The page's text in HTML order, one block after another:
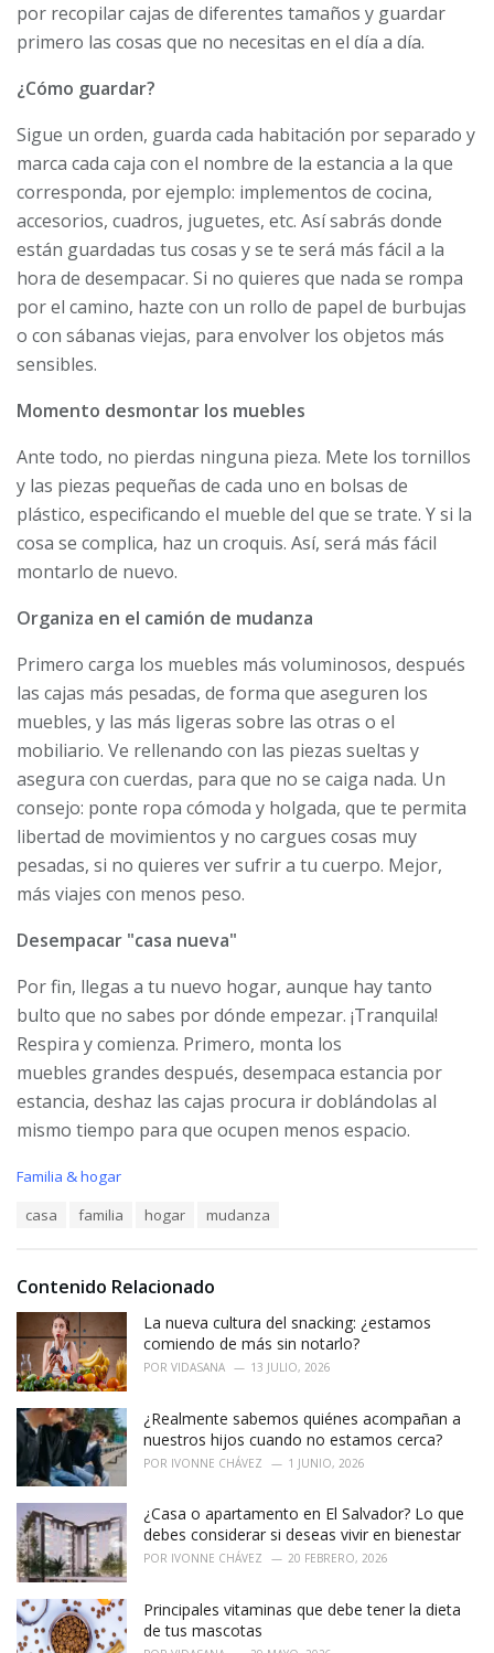
por recopilar cajas de diferentes tamaños y guardar
primero las cosas que no necesitas en el día a día.
¿Cómo guardar?
Sigue un orden, guarda cada habitación por separado y
marca cada caja con el nombre de la estancia a la que
corresponda, por ejemplo: implementos de cocina,
accesorios, cuadros, juguetes, etc. Así sabrás donde
están guardadas tus cosas y se te será más fácil a la
hora de desempacar. Si no quieres que nada se rompa
por el camino, hazte con un rollo de papel de burbujas
o con sábanas viejas, para envolver los objetos más
sensibles.
Momento desmontar los muebles
Ante todo, no pierdas ninguna pieza. Mete los tornillos
y las piezas pequeñas de cada uno en bolsas de
plástico, especificando el mueble del que se trate. Y si la
cosa se complica, haz un croquis. Así, será más fácil
montarlo de nuevo.
Organiza en el camión de mudanza
Primero carga los muebles más voluminosos, después
las cajas más pesadas, de forma que aseguren los
muebles, y las más ligeras sobre las otras o el
mobiliario. Ve rellenando con las piezas sueltas y
asegura con cuerdas, para que no se caiga nada. Un
consejo: ponte ropa cómoda y holgada, que te permita
libertad de movimientos y no cargues cosas muy
pesadas, si no quieres ver sufrir a tu cuerpo. Mejor,
más viajes con menos peso.
Desempacar "casa nueva"
Por fin, llegas a tu nuevo hogar, aunque hay tanto
bulto que no sabes por dónde empezar. ¡Tranquila!
Respira y comienza. Primero, monta los
muebles grandes después, desempaca estancia por
estancia, deshaz las cajas procura ir doblándolas al
mismo tiempo para que ocupen menos espacio.
C
r
i
e
s
:
Familia & hogar
:
casa familia hogar mudanza
Contenido Relacionado
La nueva cultura del snacking: ¿estamos
comiendo de más sin notarlo?
POR VIDASANA 13 JULIO, 2026
¿Realmente sabemos quiénes acompañan a
nuestros hijos cuando no estamos cerca?
POR IVONNE CHÁVEZ 1 JUNIO, 2026
¿Casa o apartamento en El Salvador? Lo que
debes considerar si deseas vivir en bienestar
POR IVONNE CHÁVEZ 20 FEBRERO, 2026
Principales vitaminas que debe tener la dieta
de tus mascotas